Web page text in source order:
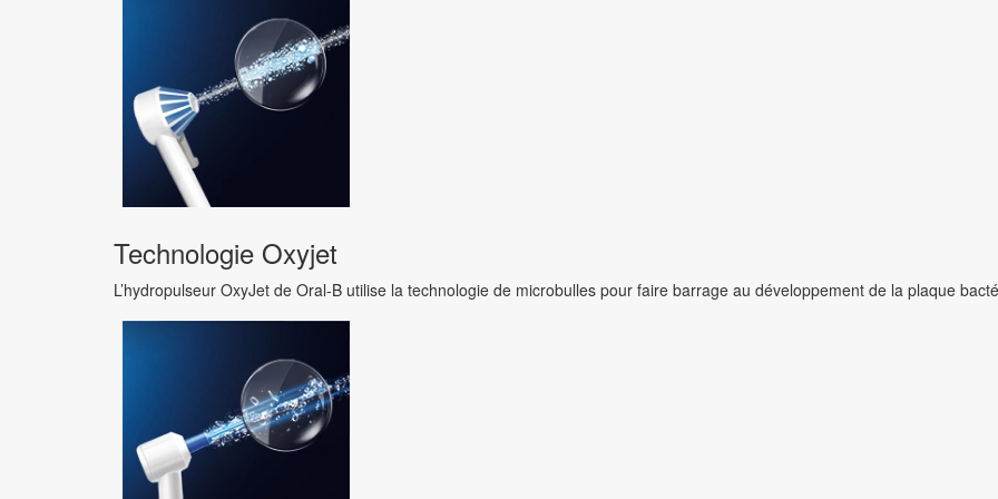
Samsung reconditionné
Technologie Oxyjet
L’hydropulseur OxyJet de Oral-B utilise la technologie de microbulles pour faire barrage au développement de la plaque